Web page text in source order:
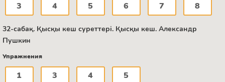
3 4 5 6 7 8
32-сабақ. Қысқы кеш суреттері. Қысқы кеш. Александр
Пушкин
Упражнения
1 3 4 5